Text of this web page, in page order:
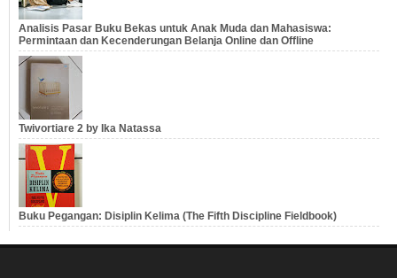
Analisis Pasar Buku Bekas untuk Anak Muda dan Mahasiswa:
Permintaan dan Kecenderungan Belanja Online dan Offline
Twivortiare 2 by Ika Natassa
Buku Pegangan: Disiplin Kelima (The Fifth Discipline Fieldbook)